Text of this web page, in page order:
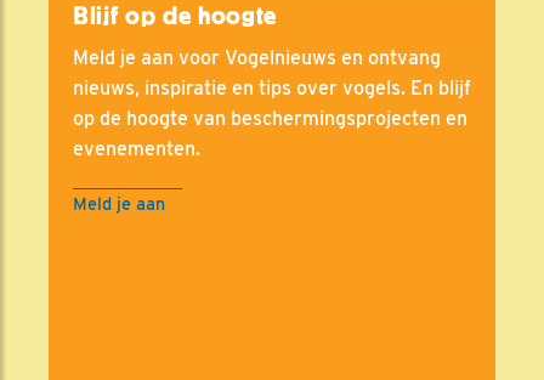
Blijf op de hoogte
Meld je aan voor Vogelnieuws en ontvang
nieuws, inspiratie en tips over vogels. En blijf
op de hoogte van beschermingsprojecten en
evenementen.
Meld je aan